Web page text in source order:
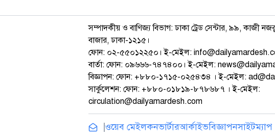
সম্পাদকীয় ও বাণিজ্য বিভাগ: ঢাকা ট্রেড সেন্টার, ৯৯, কাজী
বাজার, ঢাকা-১২১৫।
ফোন: ০২-৫৫০১২২৫০। ই-মেইল:
বার্তা: ফোন: ০৯৬৬৬-৭৪৭৪০০। ই-মেইল:
বিজ্ঞাপন: ফোন: +৮৮০-১৭১৫-০২৫৪৩৪ । ই-মেইল:
সার্কুলেশন: ফোন: +৮৮০-০১৮১৯-৮৭৮৬৮৭ । ই-মেইল:
circulation@dailyamardesh.com
ওয়েব মেইলকনভার্টারআর্কাইভবিজ্ঞাপনসাইটম্যাপ